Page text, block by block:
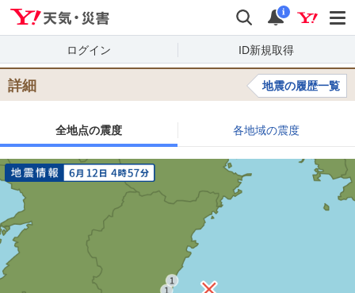
検索 通知
i
ログイン ID新規取得
詳細 地震の履歴一覧
全地点の震度 各地域の震度